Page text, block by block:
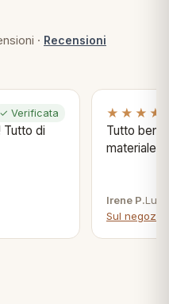
· Recensioni
✓ Verificata
Tutto di
Tutto bene
materiale .
Irene P.Lug
Sul negozio